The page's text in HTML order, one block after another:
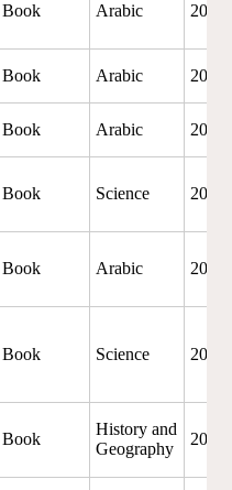
Book Arabic 2018
Book Arabic 2021
Book Arabic 2021
Book Science 2021
Book Arabic 2021
Book Science 2021
Book
History and
Geography
2021